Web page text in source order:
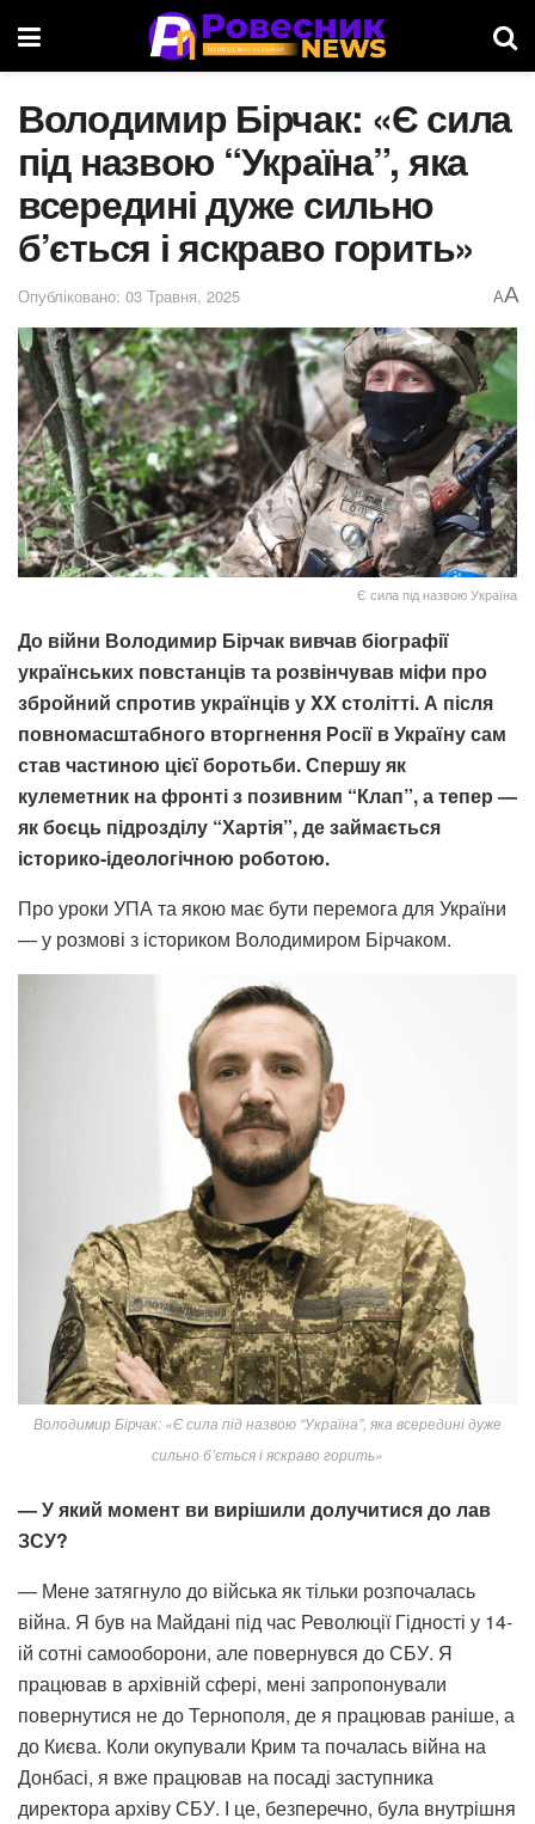
Володимир Бірчак: «Є сила
під назвою “Україна”, яка
всередині дуже сильно
б’ється і яскраво горить»
Опубліковано: 03 Травня, 2025 AA
Є сила під назвою Україна
До війни Володимир Бірчак вивчав біографії
українських повстанців та розвінчував міфи про
збройний спротив українців у XX столітті. А після
повномасштабного вторгнення Росії в Україну сам
став частиною цієї боротьби. Спершу як
кулеметник на фронті з позивним “Клап”, а тепер —
як боєць підрозділу “Хартія”, де займається
історико-ідеологічною роботою.
Про уроки УПА та якою має бути перемога для України
— у розмові з істориком Володимиром Бірчаком.
Володимир Бірчак: «Є сила під назвою “Україна”, яка всередині дуже
сильно б’ється і яскраво горить»
— У який момент ви вирішили долучитися до лав
ЗСУ?
— Мене затягнуло до війська як тільки розпочалась
війна. Я був на Майдані під час Революції Гідності у 14-
ій сотні самооборони, але повернувся до СБУ. Я
працював в архівній сфері, мені запропонували
повернутися не до Тернополя, де я працював раніше, а
до Києва. Коли окупували Крим та почалась війна на
Донбасі, я вже працював на посаді заступника
директора архіву СБУ. І це, безперечно, була внутрішня